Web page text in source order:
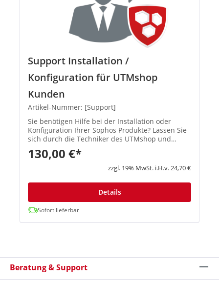
Support Installation /
Konfiguration für UTMshop
Kunden
Artikel-Nummer: [Support]
Sie benötigen Hilfe bei der Installation oder
Konfiguration Ihrer Sophos Produkte? Lassen Sie
sich durch die Techniker des UTMshop und
damit von zertifizierten Spezialisten helfen. Nach
Ihrem Kauf der Service-Stunde werden sich
130,00 €*
zzgl. 19% MwSt. i.H.v. 24,70 €
Details
Sofort lieferbar
Beratung & Support